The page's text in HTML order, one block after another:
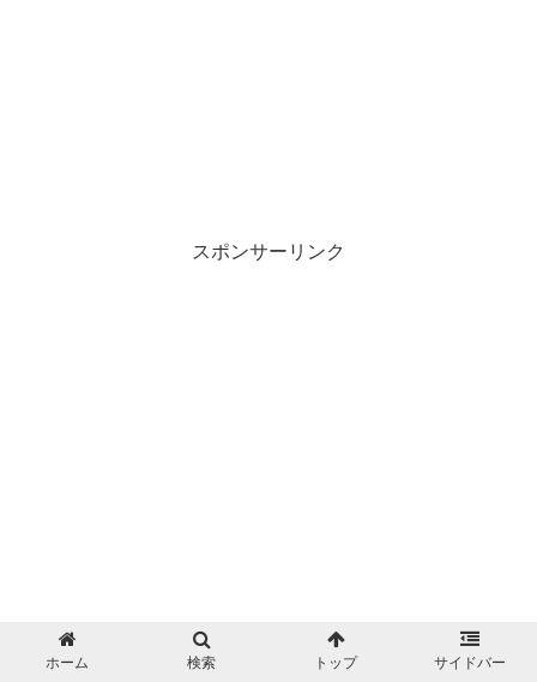
スポンサーリンク
ホーム 検索 トップ サイドバー